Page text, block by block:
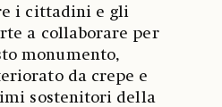
i cittadini e gli
a collaborare per
monumento,
da crepe e
sostenitori della